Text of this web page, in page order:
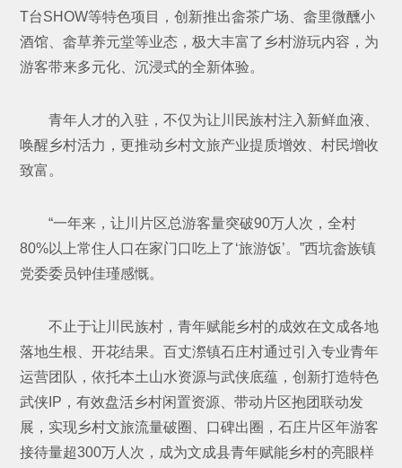
T台SHOW等特色项目，创新推出畲茶广场、畲里微醺小
酒馆、畲草养元堂等业态，极大丰富了乡村游玩内容，为
游客带来多元化、沉浸式的全新体验。
青年人才的入驻，不仅为让川民族村注入新鲜血液、
唤醒乡村活力，更推动乡村文旅产业提质增效、村民增收
致富。
“一年来，让川片区总游客量突破90万人次，全村
80%以上常住人口在家门口吃上了‘旅游饭’。”西坑畲族镇
党委委员钟佳瑾感慨。
不止于让川民族村，青年赋能乡村的成效在文成各地
落地生根、开花结果。百丈漈镇石庄村通过引入专业青年
运营团队，依托本土山水资源与武侠底蕴，创新打造特色
武侠IP，有效盘活乡村闲置资源、带动片区抱团联动发
展，实现乡村文旅流量破圈、口碑出圈，石庄片区年游客
接待量超300万人次，成为文成县青年赋能乡村的亮眼样